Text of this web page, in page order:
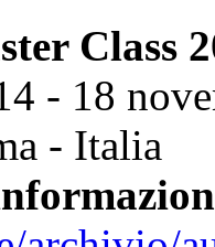
Class
- 18
- Italia